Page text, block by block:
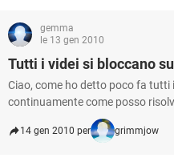
gemma
le 13 gen 2010
Tutti i videi si bloccano
Ciao, come ho detto poco fa tutti
continuamente come posso
14 gen 2010 per grimmjow